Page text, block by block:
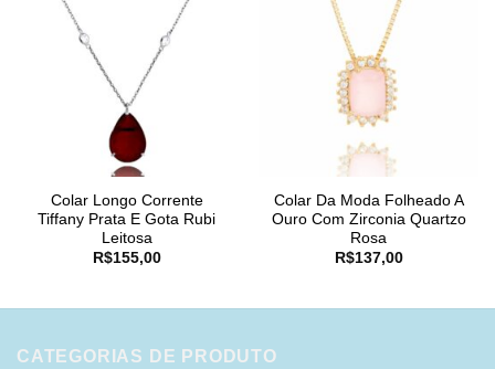
Colar Longo Corrente
Tiffany Prata E Gota Rubi
Leitosa
R$155,00
Colar Da Moda Folheado A
Ouro Com Zirconia Quartzo
Rosa
R$137,00
CATEGORIAS DE PRODUTO